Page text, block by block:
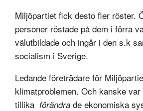
Miljöpartiet fick desto fler röster.
personer röstade på dem i förra
välutbildade och ingår i den s.k
socialism i Sverige.
Ledande företrädare för
klimatproblemen. Och kanske
tillika förändra de ekonomiska